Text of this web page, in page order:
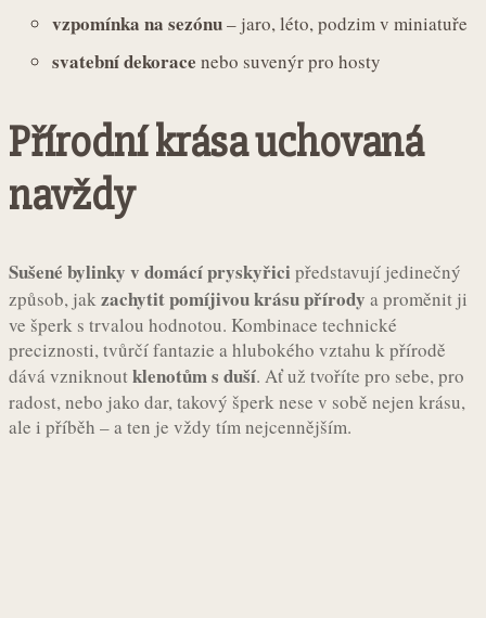
vzpomínka na sezónu– jaro, léto, podzim v miniatuře
svatební dekorace nebo suvenýr pro hosty
Přírodní krása uchovaná
navždy
Sušené bylinky v domácí pryskyřici představují jedinečný
způsob, jakzachytit pomíjivou krásu přírody a proměnit ji
ve šperk s trvalou hodnotou. Kombinace technické
preciznosti, tvůrčí fantazie a hlubokého vztahu k přírodě
dává vzniknoutklenotům s duší. Ať už tvoříte pro sebe, pro
radost, nebo jako dar, takový šperk nese v sobě nejen krásu,
ale i příběh – a ten je vždy tím nejcennějším.